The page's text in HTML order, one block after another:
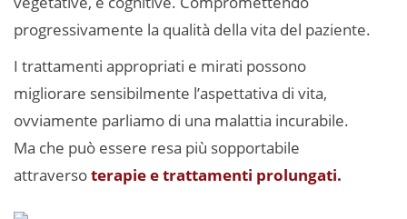
progressivamente la qualità della vita del paziente.
I trattamenti appropriati e mirati possono
migliorare sensibilmente l’aspettativa di vita,
ovviamente parliamo di una malattia incurabile.
Ma che può essere resa più sopportabile
attraversoterapie e trattamenti prolungati.